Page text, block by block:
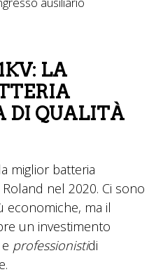
LA
DI QUALITÀ
miglior batteria
nel 2020. Ci sono
economiche, ma il
un investimento
professionistidi